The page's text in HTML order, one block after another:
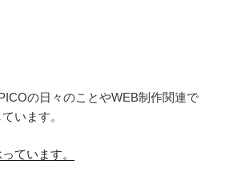
の日々のことやWEB制作関連で
います。
ています。